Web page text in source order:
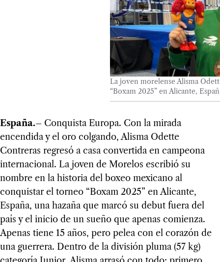
La joven morelense Alisma
“Boxam 2025” en Alicante,
España.– Conquista Europa. Con la mirada
encendida y el oro colgando, Alisma Odette
Contreras regresó a casa convertida en campeona
internacional. La joven de Morelos escribió su
nombre en la historia del boxeo mexicano al
conquistar el torneo “Boxam 2025” en Alicante,
España, una hazaña que marcó su debut fuera del
país y el inicio de un sueño que apenas comienza.
Apenas tiene 15 años, pero pelea con el corazón de
una guerrera. Dentro de la división pluma (57 kg)